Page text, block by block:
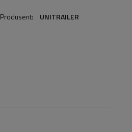
Produsent: UNITRAILER